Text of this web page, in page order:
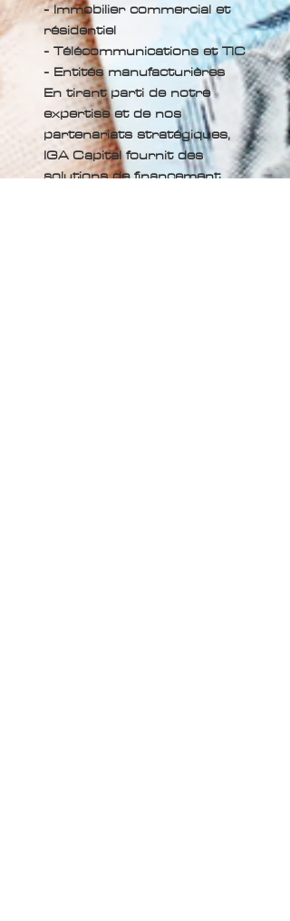
- Immobilier commercial et
résidentiel
- Télécommunications et TIC
- Entités manufacturières
En tirant parti de notre
expertise et de nos
partenariats stratégiques,
IGA Capital fournit des
solutions de financement